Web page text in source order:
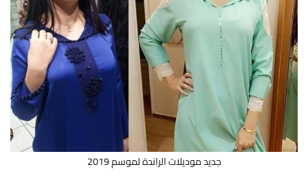
جديد موديلات الراندة لموسم 2019